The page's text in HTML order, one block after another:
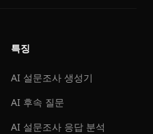
특징
AI 설문조사 생성기
AI 후속 질문
AI 설문조사 응답 분석